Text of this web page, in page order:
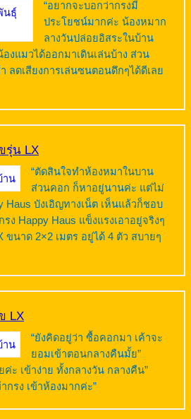
“อยากจะบอกว่ากรงมี
ประโยชน์มากค่ะ น้องหมาก
ลางวันปล่อยอิสระในบ้าน
องแมวได้ออกมาเดินเล่นบ้าง ส่วน
ลดเสียงการเล่นซนตอนดึกๆได้ดีเลย
รุ่น LX
“ตัดสินใจทำห้องหมาในบาน
ส่วนคอก ก็หาอยู่นานค่ะ แต่ไม่
Haus บังเอิญทางเน็ต เห็นแล้วก็ชอบ
รง Happy Haus แข็งแรงเอาอยู่จริงๆ
ขนาด 2×2 เมตร อยู่ได้ 4 ตัว สบายๆ
LX
“ยังคิดอยู่ว่า ซื้อคอกมา เค้าจะ
ยอมเข้าตอนกลางคืนมั้ย”
ะ เข้าง่าย ทั้งกลางวัน กลางคืน”
กรง เข้าห้องมากค่ะ”